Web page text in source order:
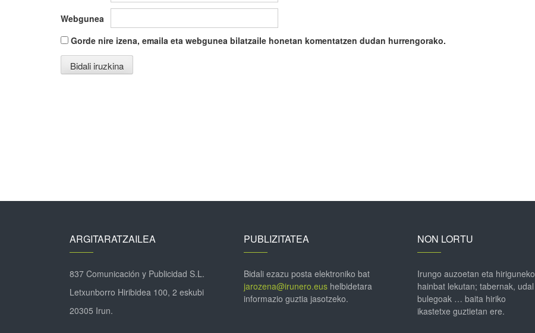
Webgunea
Gorde nire izena, emaila eta webgunea bilatzaile honetan komentatzen dudan hurrengorako.
ARGITARATZAILEA
837 Comunicación y Publicidad S.L.
Letxunborro Hiribidea 100, 2 eskubi
20305 Irun.
PUBLIZITATEA
Bidali ezazu posta elektroniko bat
jarozena@irunero.eushelbidetara
informazio guztia jasotzeko.
NON LORTU
Irungo auzoetan eta hiriguneko
hainbat lekutan; tabernak, udal
bulegoak … baita hiriko
ikastetxe guztietan ere.